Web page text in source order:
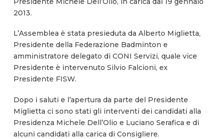
2013.
L’Assemblea è stata presieduta da Alberto Miglietta,
Presidente della Federazione Badminton e
amministratore delegato di CONI Servizi, quale vice
Presidente è intervenuto Silvio Falcioni, ex
Presidente FISW.
Dopo i saluti e l’apertura da parte del Presidente
Miglietta ci sono stati gli interventi dei candidati alla
Presidenza Michele Dell’Olio e Luciano Serafica e di
alcuni candidati alla carica di Consigliere.